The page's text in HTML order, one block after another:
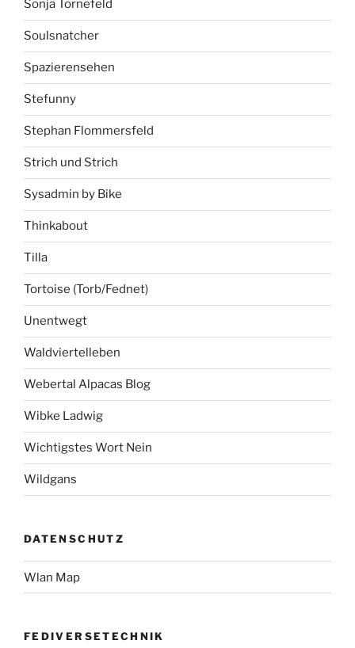
Sonja Tornefeld
Soulsnatcher
Spazierensehen
Stefunny
Stephan Flommersfeld
Strich und Strich
Sysadmin by Bike
Thinkabout
Tilla
Tortoise (Torb/Fednet)
Unentwegt
Waldviertelleben
Webertal Alpacas Blog
Wibke Ladwig
Wichtigstes Wort Nein
Wildgans
DATENSCHUTZ
Wlan Map
FEDIVERSETECHNIK